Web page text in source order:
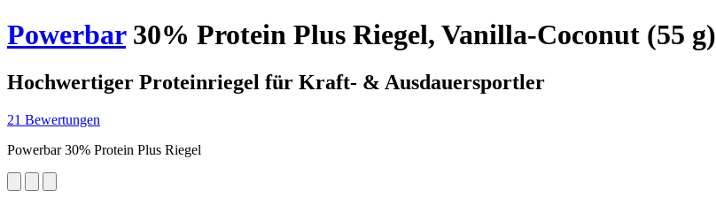
Powerbar30% Protein Plus Riegel, Vanilla-Coconut (55 g)
Hochwertiger Proteinriegel für Kraft- & Ausdauersportler
21 Bewertungen
Powerbar 30% Protein Plus Riegel